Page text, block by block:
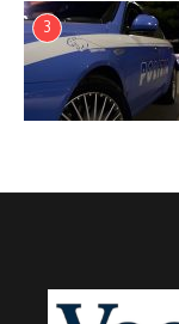
3